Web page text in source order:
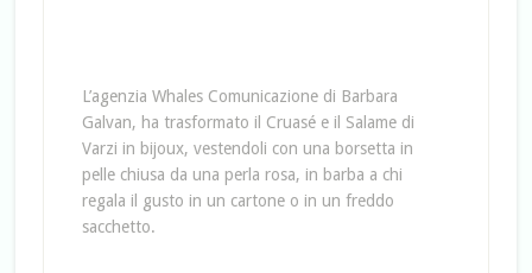
L’agenzia Whales Comunicazione di Barbara
Galvan, ha trasformato il Cruasé e il Salame di
Varzi in bijoux, vestendoli con una borsetta in
pelle chiusa da una perla rosa, in barba a chi
regala il gusto in un cartone o in un freddo
sacchetto.